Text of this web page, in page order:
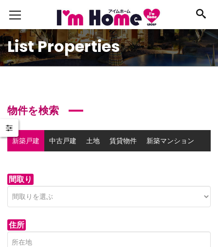
List Properties
物件を検索
新築戸建 中古戸建 土地 賃貸物件 新築マンション
間取り
住所